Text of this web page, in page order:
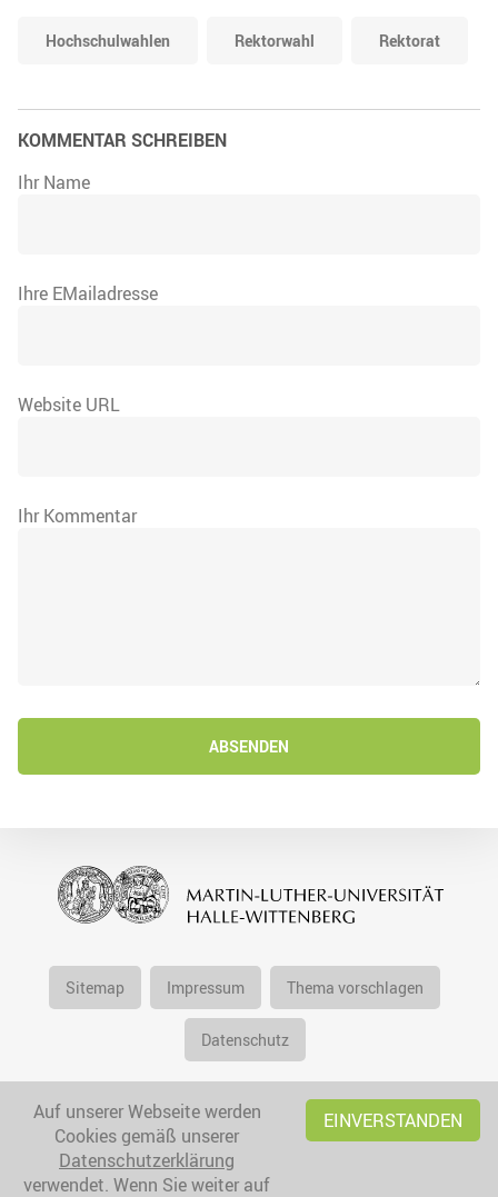
Hochschulwahlen Rektorwahl Rektorat
KOMMENTAR SCHREIBEN
Ihr Name
Ihre EMailadresse
Website URL
Ihr Kommentar
ABSENDEN
Sitemap Impressum Thema vorschlagen
Datenschutz
Auf unserer Webseite werden
Cookies gemäß unserer
Datenschutzerklärung
verwendet. Wenn Sie weiter auf
EINVERSTANDEN